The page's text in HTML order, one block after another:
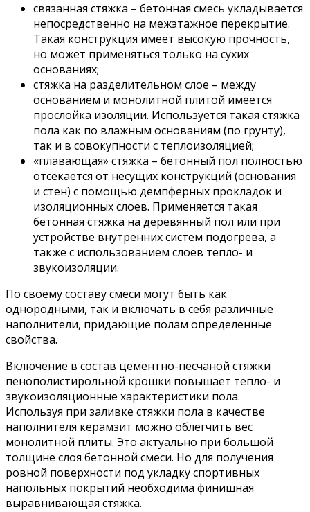
связанная стяжка – бетонная смесь укладывается
непосредственно на межэтажное перекрытие.
Такая конструкция имеет высокую прочность,
но может применяться только на сухих
основаниях;
стяжка на разделительном слое – между
основанием и монолитной плитой имеется
прослойка изоляции. Используется такая стяжка
пола как по влажным основаниям (по грунту),
так и в совокупности с теплоизоляцией;
«плавающая» стяжка – бетонный пол полностью
отсекается от несущих конструкций (основания
и стен) с помощью демпферных прокладок и
изоляционных слоев. Применяется такая
бетонная стяжка на деревянный пол или при
устройстве внутренних систем подогрева, а
также с использованием слоев тепло- и
звукоизоляции.
По своему составу смеси могут быть как
однородными, так и включать в себя различные
наполнители, придающие полам определенные
свойства.
Включение в состав цементно-песчаной стяжки
пенополистирольной крошки повышает тепло- и
звукоизоляционные характеристики пола.
Используя при заливке стяжки пола в качестве
наполнителя керамзит можно облегчить вес
монолитной плиты. Это актуально при большой
толщине слоя бетонной смеси. Но для получения
ровной поверхности под укладку спортивных
напольных покрытий необходима финишная
выравнивающая стяжка.